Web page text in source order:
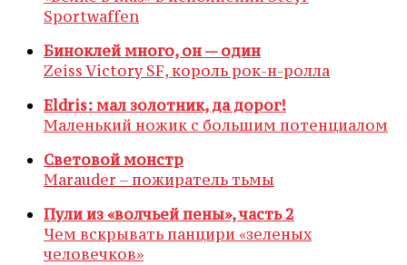
Sportwaffen
Биноклей много, он — один
Zeiss Victory SF, король рок-н-ролла
Eldris: мал золотник, да дорог!
Маленький ножик с большим потенциалом
Световой монстр
Marauder – пожиратель тьмы
Пули из «волчьей пены», часть 2
Чем вскрывать панцири «зеленых
человечков»